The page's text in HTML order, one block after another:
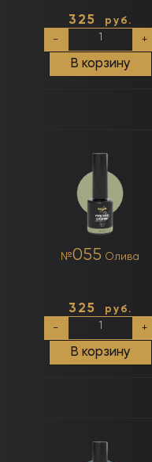
325 руб.
Количество
№053
Киви-
- +
В корзину
№055 Олива
325 руб.
Количество
№055
- +
В корзину